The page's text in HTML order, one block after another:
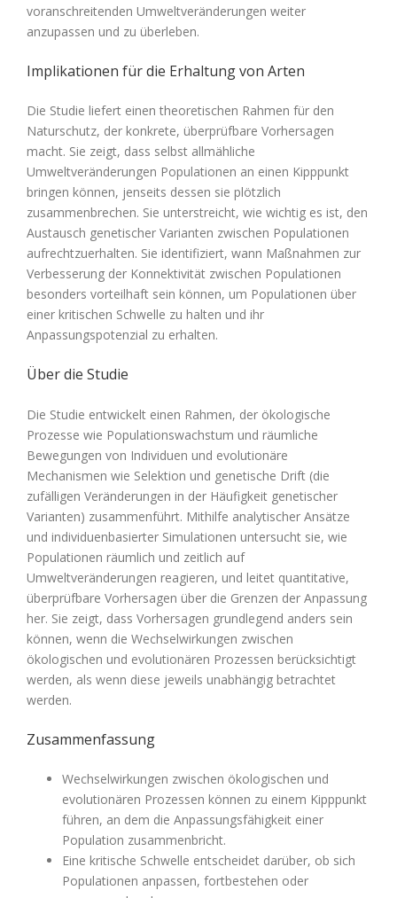
voranschreitenden Umweltveränderungen weiter
anzupassen und zu überleben.
Implikationen für die Erhaltung von Arten
Die Studie liefert einen theoretischen Rahmen für den
Naturschutz, der konkrete, überprüfbare Vorhersagen
macht. Sie zeigt, dass selbst allmähliche
Umweltveränderungen Populationen an einen Kipppunkt
bringen können, jenseits dessen sie plötzlich
zusammenbrechen. Sie unterstreicht, wie wichtig es ist, den
Austausch genetischer Varianten zwischen Populationen
aufrechtzuerhalten. Sie identifiziert, wann Maßnahmen zur
Verbesserung der Konnektivität zwischen Populationen
besonders vorteilhaft sein können, um Populationen über
einer kritischen Schwelle zu halten und ihr
Anpassungspotenzial zu erhalten.
Über die Studie
Die Studie entwickelt einen Rahmen, der ökologische
Prozesse wie Populationswachstum und räumliche
Bewegungen von Individuen und evolutionäre
Mechanismen wie Selektion und genetische Drift (die
zufälligen Veränderungen in der Häufigkeit genetischer
Varianten) zusammenführt. Mithilfe analytischer Ansätze
und individuenbasierter Simulationen untersucht sie, wie
Populationen räumlich und zeitlich auf
Umweltveränderungen reagieren, und leitet quantitative,
überprüfbare Vorhersagen über die Grenzen der Anpassung
her. Sie zeigt, dass Vorhersagen grundlegend anders sein
können, wenn die Wechselwirkungen zwischen
ökologischen und evolutionären Prozessen berücksichtigt
werden, als wenn diese jeweils unabhängig betrachtet
werden.
Zusammenfassung
Wechselwirkungen zwischen ökologischen und
evolutionären Prozessen können zu einem Kipppunkt
führen, an dem die Anpassungsfähigkeit einer
Population zusammenbricht.
Eine kritische Schwelle entscheidet darüber, ob sich
Populationen anpassen, fortbestehen oder